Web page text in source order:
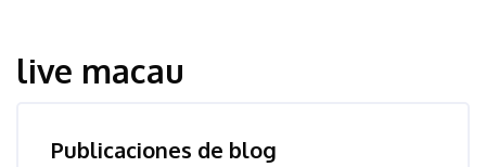
live macau
Publicaciones de blog